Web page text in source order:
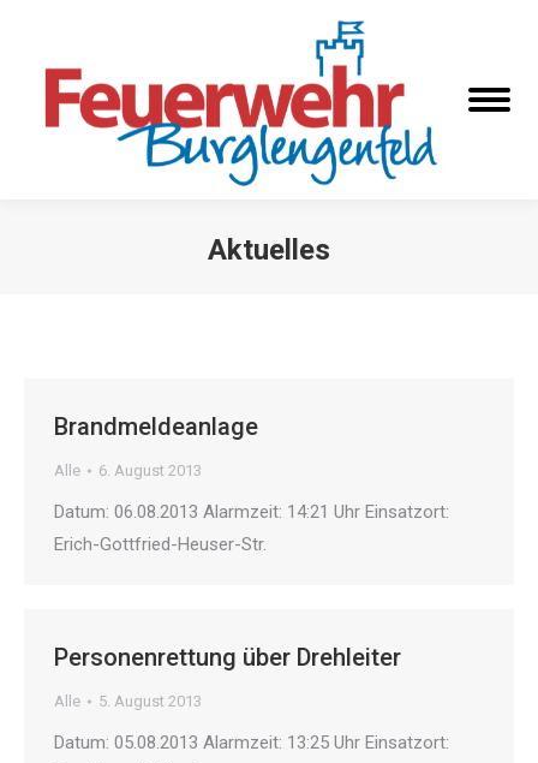
Aktuelles
Brandmeldeanlage
Alle 6. August 2013
Datum: 06.08.2013 Alarmzeit: 14:21 Uhr Einsatzort:
Erich-Gottfried-Heuser-Str.
Personenrettung über Drehleiter
Alle 5. August 2013
Datum: 05.08.2013 Alarmzeit: 13:25 Uhr Einsatzort: